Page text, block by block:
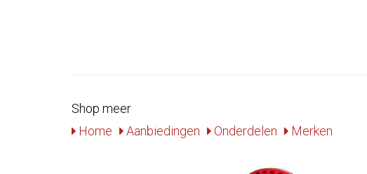
Shop meer
Home
Aanbiedingen Onderdelen Merken